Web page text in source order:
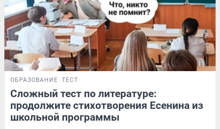
ОБРАЗОВАНИЕ ТЕСТ
Сложный тест по литературе:
продолжите стихотворения Есенина из
школьной программы